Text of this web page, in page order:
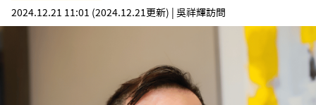
2024.12.21 11:01 (2024.12.21更新) | 吳祥輝訪問